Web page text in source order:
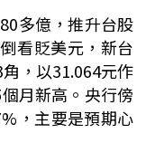
多億，推升台股
看貶美元，新台
，以31.064元作
月新高。央行傍
，主要是預期心